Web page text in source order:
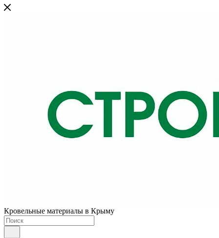
Кровельные материалы в Крыму